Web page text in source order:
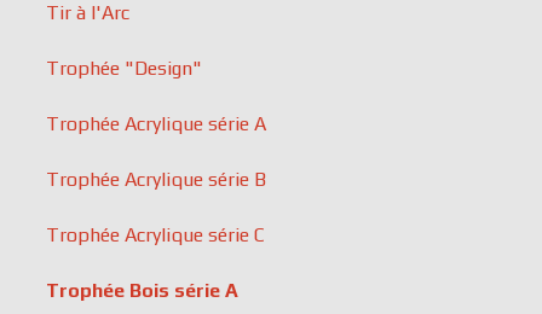
Tir à l'Arc
Trophée "Design"
Trophée Acrylique série A
Trophée Acrylique série B
Trophée Acrylique série C
Trophée Bois série A